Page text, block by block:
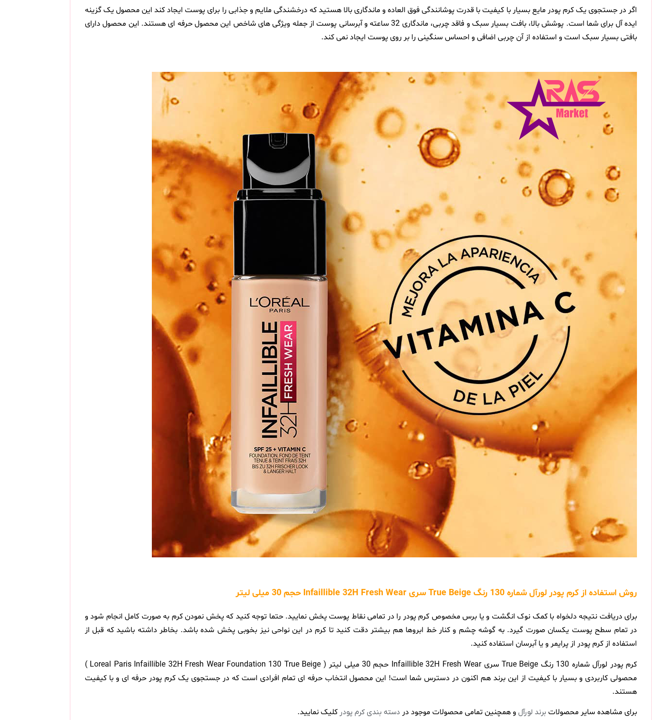
اگر در جستجوی یک کرم پودر مایع بسیار با کیفیت با قدرت پوشانندگی فوق العاده و ماندگاری بالا هستید که درخشندگی ملایم و جذابی را برای پوست ایجاد کند این محصول یک گزینه
ایده آل برای شما است. پوشش بالا، بافت بسیار سبک و فاقد چربی، ماندگاری 32 ساعته و آبرسانی پوست از جمله ویژگی های شاخص این محصول حرفه ای هستند. این محصول دارای
بافتی بسیار سبک است و استفاده از آن چربی اضافی و احساس سنگینی را بر روی پوست ایجاد نمی کند.
روش استفاده از کرم پودر لورآل شماره 130 رنگ True Beige سری Infaillible 32H Fresh Wear حجم 30 میلی لیتر
برای دریافت نتیجه دلخواه با کمک نوک انگشت و یا برس مخصوص کرم پودر را در تمامی نقاط پوست پخش نمایید. حتما توجه کنید که پخش نمودن کرم به صورت کامل انجام شود و
در تمام سطح پوست یکسان صورت گیرد. به گوشه چشم و کنار خط ابروها هم بیشتر دقت کنید تا کرم در این نواحی نیز بخوبی پخش شده باشد. بخاطر داشته باشید که قبل از
استفاده از کرم پودر از پرایمر و یا آبرسان استفاده کنید.
کرم پودر لورآل شماره 130 رنگ True Beige سری Infaillible 32H Fresh Wear حجم 30 میلی لیتر ( Loreal Paris Infaillible 32H Fresh Wear Foundation 130 True Beige )
محصولی کاربردی و بسیار با کیفیت از این برند هم اکنون در دسترس شما است! این محصول انتخاب حرفه ای تمام افرادی است که در جستجوی یک کرم پودر حرفه ای و با کیفیت
هستند.
برای مشاهده سایر محصولات برند لورآل و همچنین تمامی محصولات موجود در دسته بندی کرم پودر کلیک نمایید.